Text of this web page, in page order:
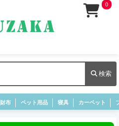
0
検索
財布 ペット用品 寝具 カーペット